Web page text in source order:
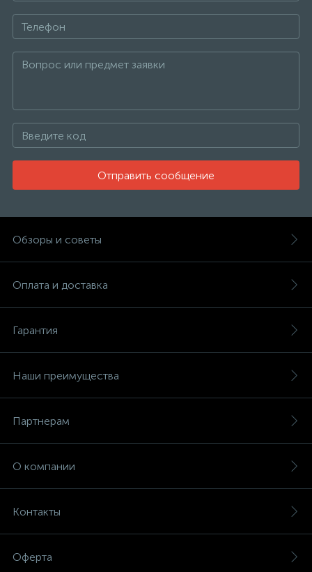
Отправить сообщение
Обзоры и советы
Оплата и доставка
Гарантия
Наши преимущества
Партнерам
О компании
Контакты
Оферта